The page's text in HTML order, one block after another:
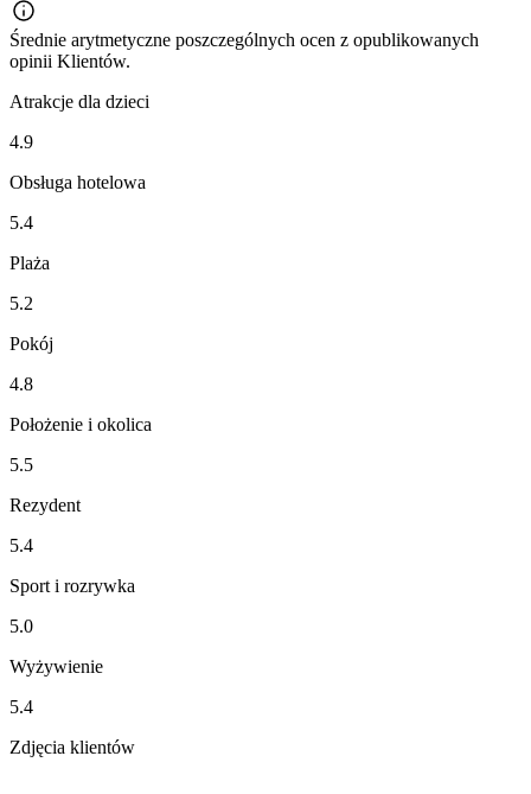
Średnie arytmetyczne poszczególnych ocen z opublikowanych
opinii Klientów.
Atrakcje dla dzieci
4.9
Obsługa hotelowa
5.4
Plaża
5.2
Pokój
4.8
Położenie i okolica
5.5
Rezydent
5.4
Sport i rozrywka
5.0
Wyżywienie
5.4
Zdjęcia klientów